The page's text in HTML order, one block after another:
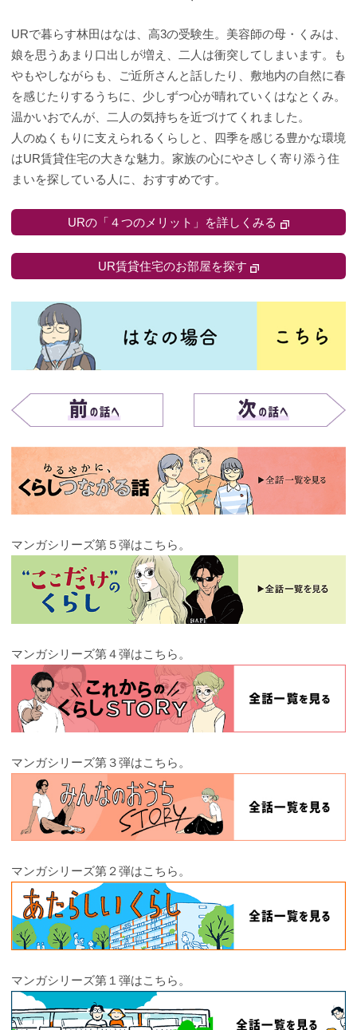
URで暮らす林田はなは、高3の受験生。美容師の母・くみは、
娘を思うあまり口出しが増え、二人は衝突してしまいます。も
やもやしながらも、ご近所さんと話したり、敷地内の自然に春
を感じたりするうちに、少しずつ心が晴れていくはなとくみ。
温かいおでんが、二人の気持ちを近づけてくれました。
人のぬくもりに支えられるくらしと、四季を感じる豊かな環境
はUR賃貸住宅の大きな魅力。家族の心にやさしく寄り添う住
まいを探している人に、おすすめです。
URの「４つのメリット」を詳しくみる
UR賃貸住宅のお部屋を探す
マンガシリーズ第５弾はこちら。
マンガシリーズ第４弾はこちら。
マンガシリーズ第３弾はこちら。
マンガシリーズ第２弾はこちら。
マンガシリーズ第１弾はこちら。